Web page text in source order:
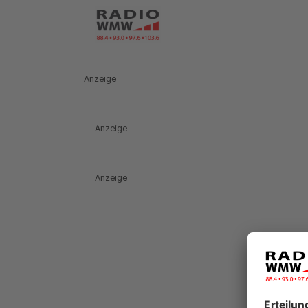
Anzeige
Anzeige
Anzeige